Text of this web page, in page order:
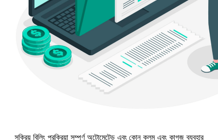
সক্রিয় বিলিং প্রক্রিয়া সম্পূর্ণ অটোমেটেড এবং কোন কলম এবং কাগজ ব্যবহার